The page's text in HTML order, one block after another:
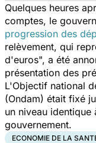
Quelques heures
comptes, le
progression des
relèvement, qui
d'euros", a été
présentation des
L'Objectif national
(Ondam) était fixé
un niveau identique
gouvernement.
ECONOMIE DE LA